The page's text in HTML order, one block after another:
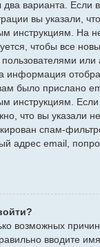
варианта. Если
вы указали,
инструкциям. На
чтобы все
информация
было прислано
инструкциям.
что вы указали
спам-
адрес email,
возможных
вводите